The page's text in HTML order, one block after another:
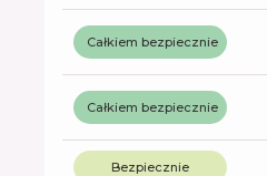
Całkiem bezpiecznie
Całkiem bezpiecznie
Bezpiecznie